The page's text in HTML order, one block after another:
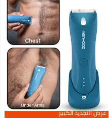
عرض التجديد الكبير